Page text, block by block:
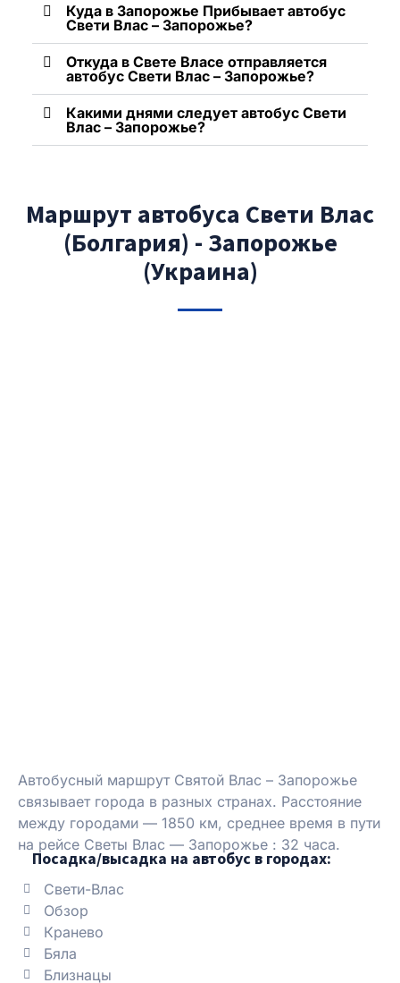
Куда в Запорожье Прибывает автобус
Свети Влас – Запорожье?
Откуда в Свете Власе отправляется
автобус Свети Влас – Запорожье?
Какими днями следует автобус Свети
Влас – Запорожье?
Маршрут автобуса Свети Влас
(Болгария) - Запорожье
(Украина)
Автобусный маршрут Святой Влас – Запорожье
связывает города в разных странах. Расстояние
между городами — 1850 км, среднее время в пути
на рейсе Светы Влас — Запорожье : 32 часа.
Посадка/высадка на автобус в городах:
Свети-Влас
Обзор
Кранево
Бяла
Близнацы